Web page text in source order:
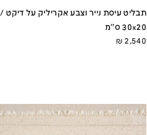
תבליט עיסת נייר וצבע אקריליק על דיקט /
30x20 ס''מ
2,540
₪